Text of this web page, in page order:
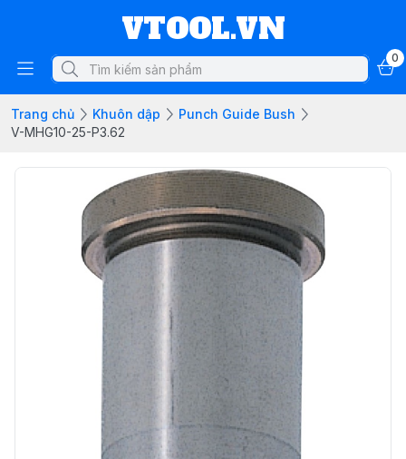
VTOOL.VN
0
Trang chủ Khuôn dập
Punch Guide Bush
V-MHG10-25-P3.62